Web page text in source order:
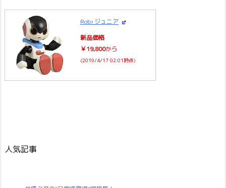
Robi ジュニア
新品価格
￥19,800から
(2019/4/17 02:01時点)
人気記事